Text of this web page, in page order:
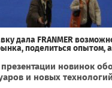
дала FRANMER
поделиться опытом,
новинок
и новых